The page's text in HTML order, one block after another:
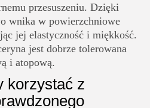
przesuszeniu. Dzięki
wnika w powierzchniowe
jej elastyczność i miękkość.
jest dobrze tolerowana
i atopową.
korzystać z